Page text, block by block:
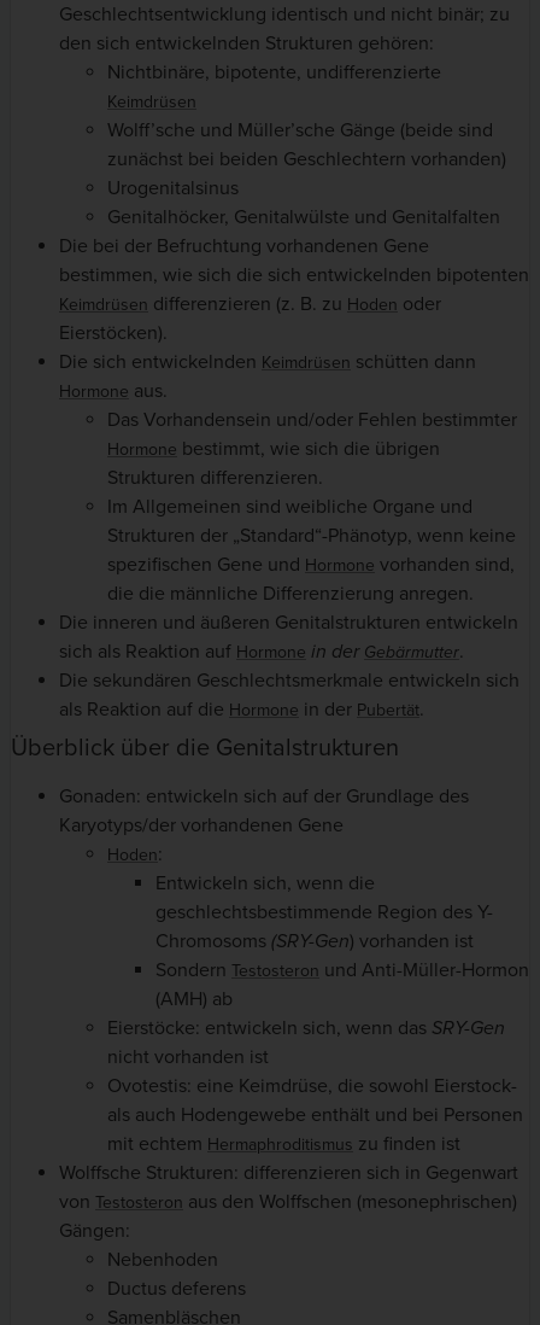
Geschlechtsentwicklung identisch und nicht binär; zu
den sich entwickelnden Strukturen gehören:
Nichtbinäre, bipotente, undifferenzierte
Keimdrüsen
Wolff’sche und Müller’sche Gänge (beide sind
zunächst bei beiden Geschlechtern vorhanden)
Urogenitalsinus
Genitalhöcker, Genitalwülste und Genitalfalten
Die bei der Befruchtung vorhandenen Gene
bestimmen, wie sich die sich entwickelnden bipotenten
Keimdrüsen differenzieren (z. B. zu Hoden oder
Eierstöcken).
Die sich entwickelnden Keimdrüsen schütten dann
Hormone aus.
Das Vorhandensein und/oder Fehlen bestimmter
Hormone bestimmt, wie sich die übrigen
Strukturen differenzieren.
Im Allgemeinen sind weibliche Organe und
Strukturen der „Standard“-Phänotyp, wenn keine
spezifischen Gene und Hormone vorhanden sind,
die die männliche Differenzierung anregen.
Die inneren und äußeren Genitalstrukturen entwickeln
sich als Reaktion auf Hormone in der Gebärmutter.
Die sekundären Geschlechtsmerkmale entwickeln sich
als Reaktion auf die Hormone in der Pubertät.
Überblick über die Genitalstrukturen
Gonaden: entwickeln sich auf der Grundlage des
Karyotyps/der vorhandenen Gene
Hoden:
Entwickeln sich, wenn die
geschlechtsbestimmende Region des Y-
Chromosoms (SRY-Gen) vorhanden ist
Sondern Testosteron und Anti-Müller-Hormon
(AMH) ab
Eierstöcke: entwickeln sich, wenn das SRY-Gen
nicht vorhanden ist
Ovotestis: eine Keimdrüse, die sowohl Eierstock-
als auch Hodengewebe enthält und bei Personen
mit echtem Hermaphroditismus zu finden ist
Wolffsche Strukturen: differenzieren sich in Gegenwart
von Testosteron aus den Wolffschen (mesonephrischen)
Gängen:
Nebenhoden
Ductus deferens
Samenbläschen